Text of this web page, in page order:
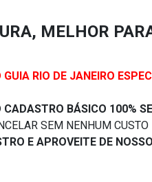
MELHOR
RIO DE JANEIRO
CADASTRO BÁSICO 100%
SEM NENHUM CUSTO
E APROVEITE DE